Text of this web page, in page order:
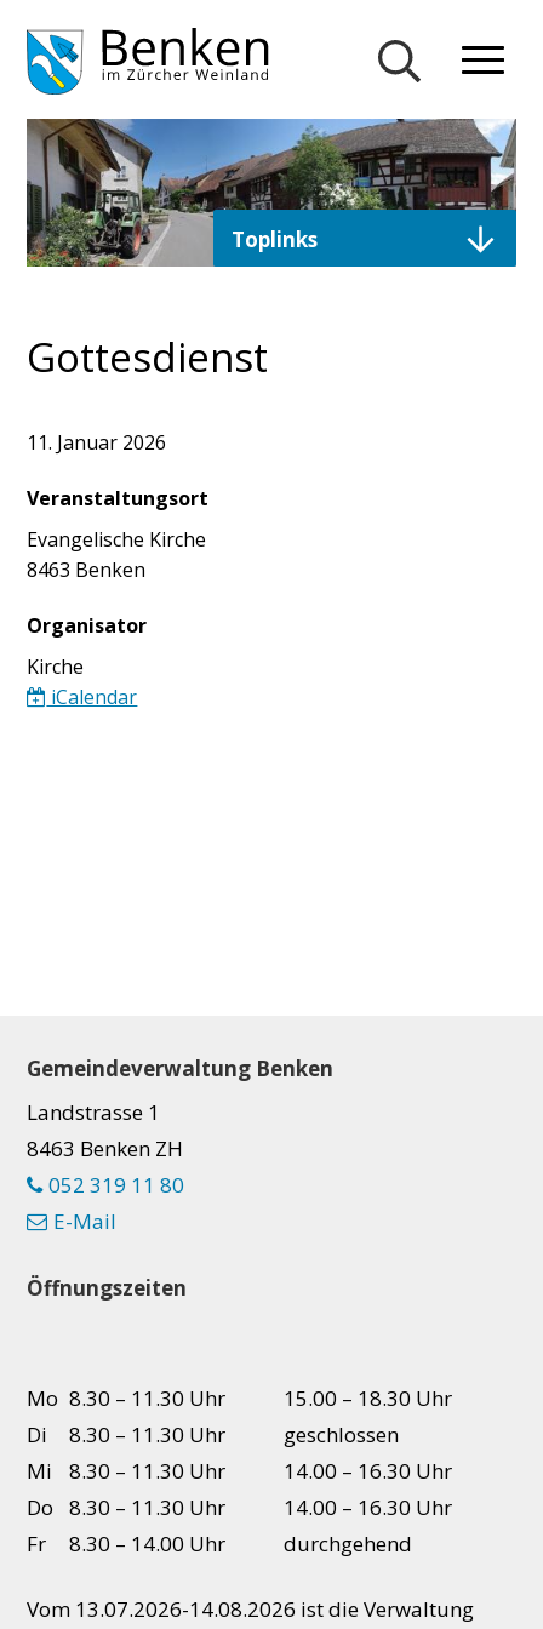
Navigieren in Gemeinde
Schnellnavigation
Direktzugriffe
Toplinks
Gottesdienst
11. Januar 2026
Veranstaltungsort
Evangelische Kirche
8463 Benken
Organisator
Kirche
iCalendar
Footer
Gemeindeverwaltung Benken
Landstrasse 1
8463 Benken ZH
052 319 11 80
E-Mail
Öffnungszeiten
Mo 8.30 – 11.30 Uhr
15.00 – 18.30 Uhr
Di
8.30 – 11.30 Uhr
geschlossen
Mi
8.30 – 11.30 Uhr
14.00 – 16.30 Uhr
Do
8.30 – 11.30 Uhr
14.00 – 16.30 Uhr
Fr
8.30 – 14.00 Uhr durchgehend
Vom 13.07.2026-14.08.2026 ist die Verwaltung